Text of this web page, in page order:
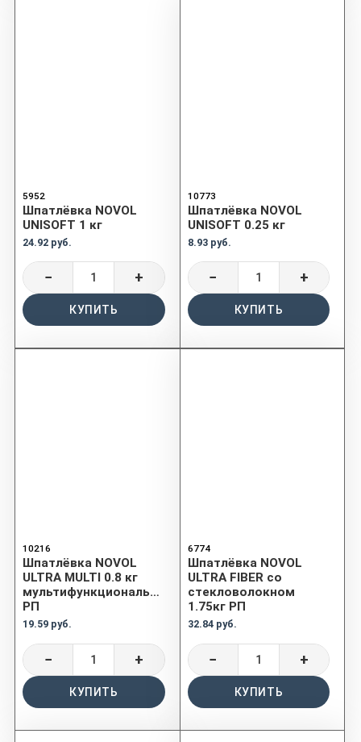
5952
Шпатлёвка NOVOL
UNISOFT 1 кг
24.92 руб.
− +
КУПИТЬ
10773
Шпатлёвка NOVOL
UNISOFT 0.25 кг
8.93 руб.
− +
КУПИТЬ
10216
Шпатлёвка NOVOL
ULTRA MULTI 0.8 кг
мультифункциональная
РП
19.59 руб.
− +
КУПИТЬ
6774
Шпатлёвка NOVOL
ULTRA FIBER со
стекловолокном
1.75кг РП
32.84 руб.
− +
КУПИТЬ